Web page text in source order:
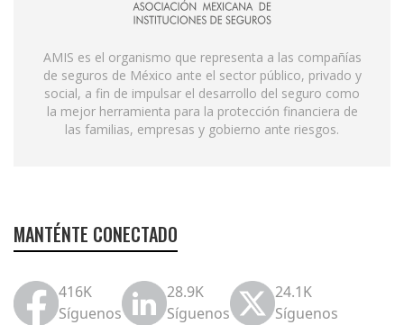
AMIS es el organismo que representa a las compañías
de seguros de México ante el sector público, privado y
social, a fin de impulsar el desarrollo del seguro como
la mejor herramienta para la protección financiera de
las familias, empresas y gobierno ante riesgos.
MANTÉNTE CONECTADO
416K
Síguenos
28.9K
Síguenos
24.1K
Síguenos